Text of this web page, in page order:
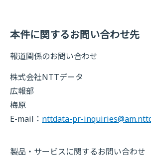
本件に関するお問い合わせ先
報道関係のお問い合わせ
株式会社NTTデータ
広報部
梅原
E-mail： nttdata-pr-
製品・サービスに関するお問い合わせ